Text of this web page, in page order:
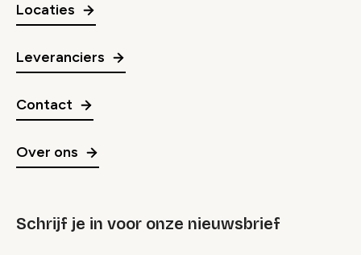
Locaties
Leveranciers
Contact
Over ons
Schrijf je in voor onze nieuwsbrief